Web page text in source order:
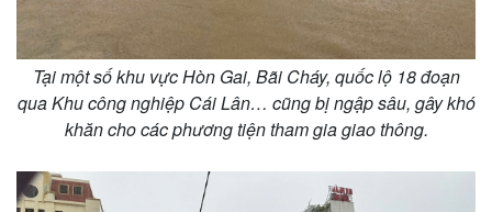
Tại một số khu vực Hòn Gai, Bãi Cháy, quốc lộ 18 đoạn
qua Khu công nghiệp Cái Lân… cũng bị ngập sâu, gây khó
khăn cho các phương tiện tham gia giao thông.